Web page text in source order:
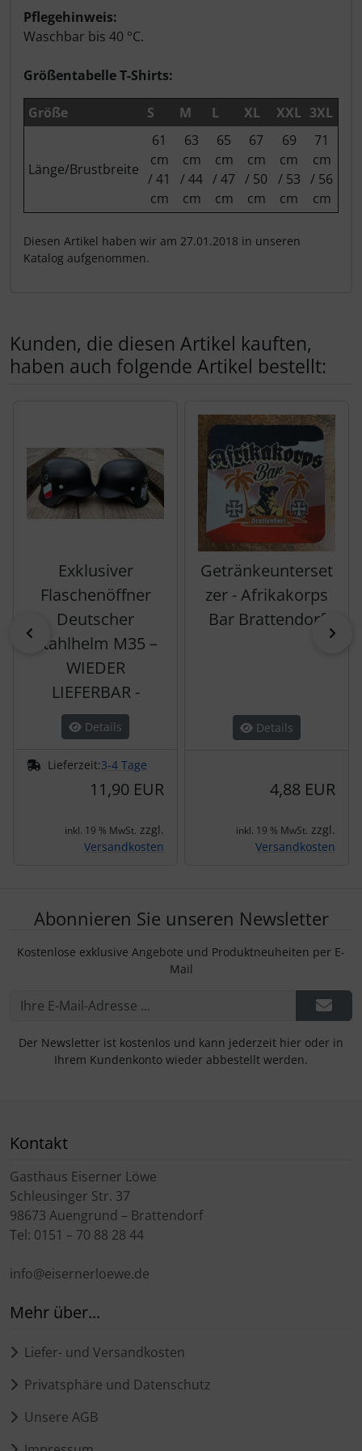
Pflegehinweis:
Waschbar bis 40 °C.
Größentabelle T-Shirts:
Größe S M L XL XXL 3XL
Länge/Brustbreite
61
cm
/ 41
cm
63
cm
/ 44
cm
65
cm
/ 47
cm
67
cm
/ 50
cm
69
cm
/ 53
cm
71
cm
/ 56
cm
Diesen Artikel haben wir am 27.01.2018 in unseren
Katalog aufgenommen.
Kunden, die diesen Artikel kauften,
haben auch folgende Artikel bestellt:
Exklusiver
Flaschenöffner
Deutscher
Stahlhelm M35 –
WIEDER
LIEFERBAR -
Details
Lieferzeit:3-4 Tage
11,90 EUR
inkl. 19 % MwSt. zzgl.
Versandkosten
Getränkeunterset
zer - Afrikakorps
Bar Brattendorf
Details
4,88 EUR
inkl. 19 % MwSt. zzgl.
Versandkosten
Abonnieren Sie unseren Newsletter
Kostenlose exklusive Angebote und Produktneuheiten per E-
Mail
Der Newsletter ist kostenlos und kann jederzeit hier oder in
Ihrem Kundenkonto wieder abbestellt werden.
Kontakt
Gasthaus Eiserner Löwe
Schleusinger Str. 37
98673 Auengrund – Brattendorf
Tel: 0151 – 70 88 28 44
info@eisernerloewe.de
Mehr über...
Liefer- und Versandkosten
Privatsphäre und Datenschutz
Unsere AGB